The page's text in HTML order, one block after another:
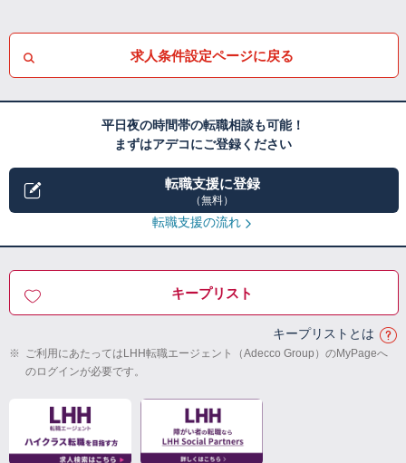
求人条件設定ページに戻る
平日夜の時間帯の転職相談も可能！
まずはアデコにご登録ください
転職支援に登録
（無料）
転職支援の流れ
キープリスト
キープリストとは
※ ご利用にあたってはLHH転職エージェント（Adecco Group）のMyPageへ
のログインが必要です。